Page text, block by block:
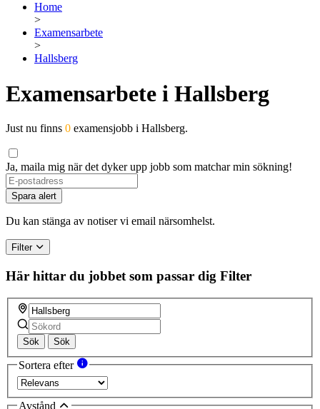
Home
>
Examensarbete
>
Hallsberg
Examensarbete i Hallsberg
Just nu finns 0 examensjobb i Hallsberg.
Ja, maila mig när det dyker upp jobb som matchar min sökning!
If
you
are
a
ignore
this
field
Spara alert
Du kan stänga av notiser vi email närsomhelst.
Filter
Här hittar du jobbet som passar dig Filter
Sök Sök
Sortera efter
Avstånd